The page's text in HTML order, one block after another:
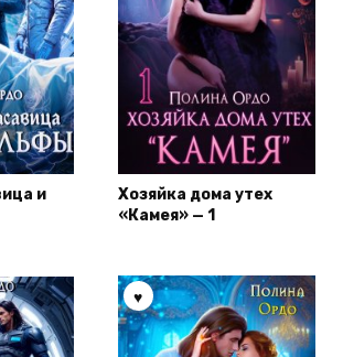
и
Хозяйка дома утех
«Камея» — 1